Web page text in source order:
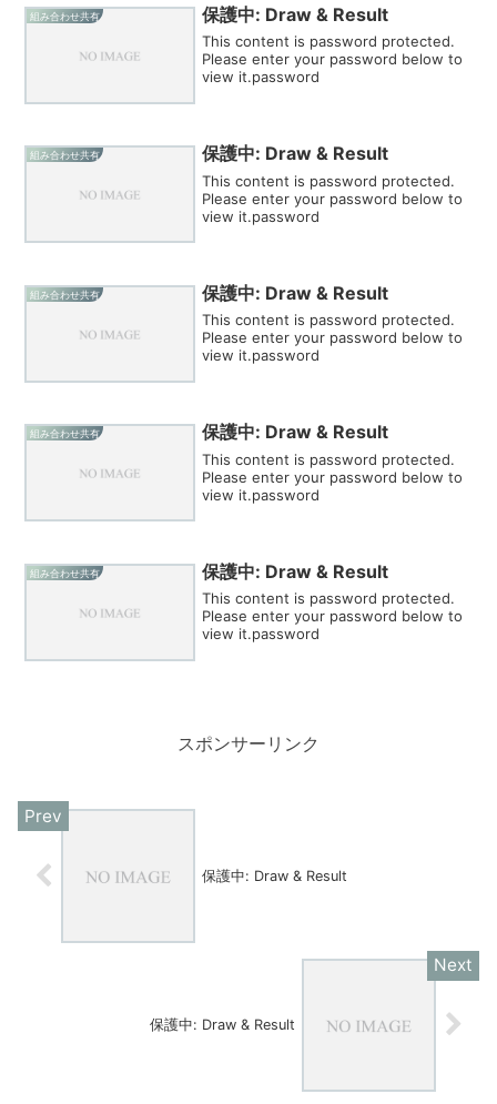
組み合わせ共有 保護中: Draw & Result
This content is password protected.
Please enter your password below to
view it.password
組み合わせ共有 保護中: Draw & Result
This content is password protected.
Please enter your password below to
view it.password
組み合わせ共有 保護中: Draw & Result
This content is password protected.
Please enter your password below to
view it.password
組み合わせ共有 保護中: Draw & Result
This content is password protected.
Please enter your password below to
view it.password
組み合わせ共有 保護中: Draw & Result
This content is password protected.
Please enter your password below to
view it.password
スポンサーリンク
保護中: Draw & Result
保護中: Draw & Result